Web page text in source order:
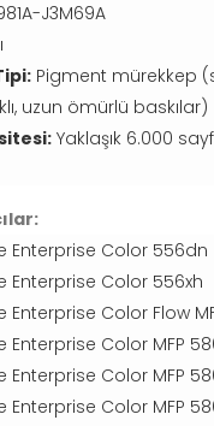
J3M69A
Pigment mürekkep
uzun ömürlü baskılar)
Yaklaşık 6.000
Enterprise Color 556dn
Enterprise Color 556xh
Enterprise Color Flow
Enterprise Color MFP
Enterprise Color MFP
Enterprise Color MFP